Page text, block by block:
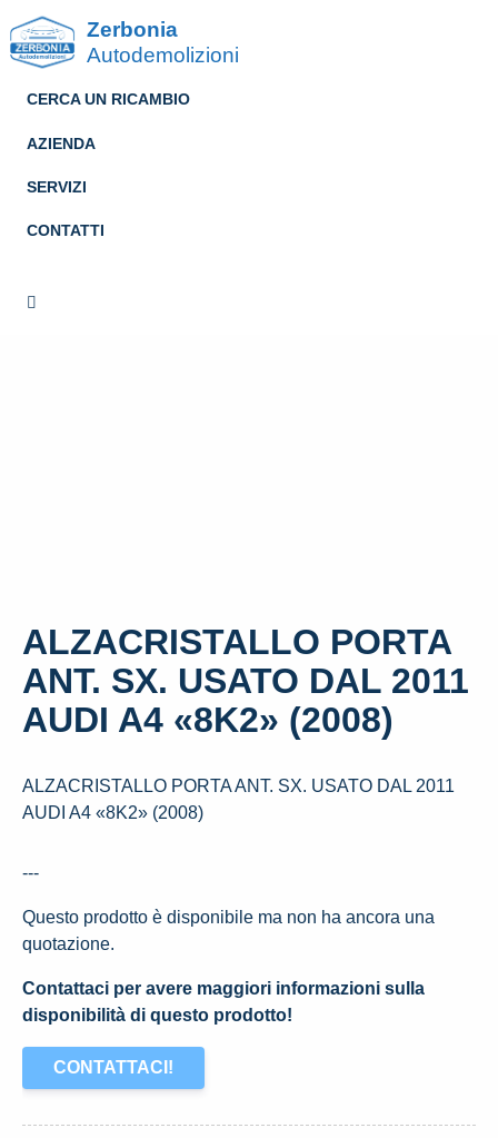
Zerbonia
Autodemolizioni
CERCA UN RICAMBIO
AZIENDA
SERVIZI
CONTATTI
ALZACRISTALLO PORTA
ANT. SX. USATO DAL 2011
AUDI A4 «8K2» (2008)
ALZACRISTALLO PORTA ANT. SX. USATO DAL 2011
AUDI A4 «8K2» (2008)
---
Questo prodotto è disponibile ma non ha ancora una
quotazione.
Contattaci per avere maggiori informazioni sulla
disponibilità di questo prodotto!
CONTATTACI!